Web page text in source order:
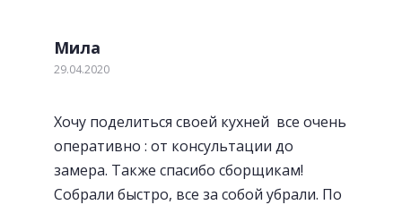
Мила
29.04.2020
Хочу поделиться своей кухней все очень
оперативно : от консультации до
замера. Также спасибо сборщикам!
Собрали быстро, все за собой убрали. По